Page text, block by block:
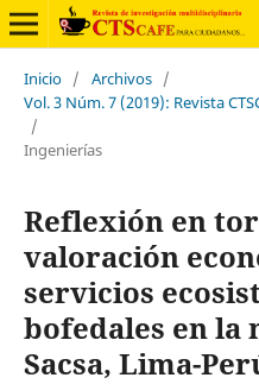
Inicio / Archivos /
Vol. 3 Núm. 7 (2019): Revista
/
Ingenierías
Reflexión en
valoración
servicios
bofedales en la
Sacsa, Lima-